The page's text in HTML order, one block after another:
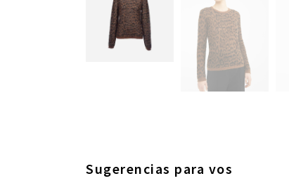
Sugerencias para vos